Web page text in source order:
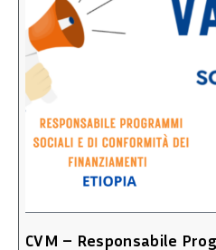
CVM – Responsabile